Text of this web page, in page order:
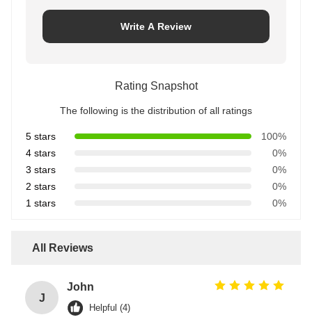
Write A Review
Rating Snapshot
The following is the distribution of all ratings
5 stars
100%
4 stars
0%
3 stars
0%
2 stars
0%
1 stars
0%
All Reviews
J
John
Helpful (4)